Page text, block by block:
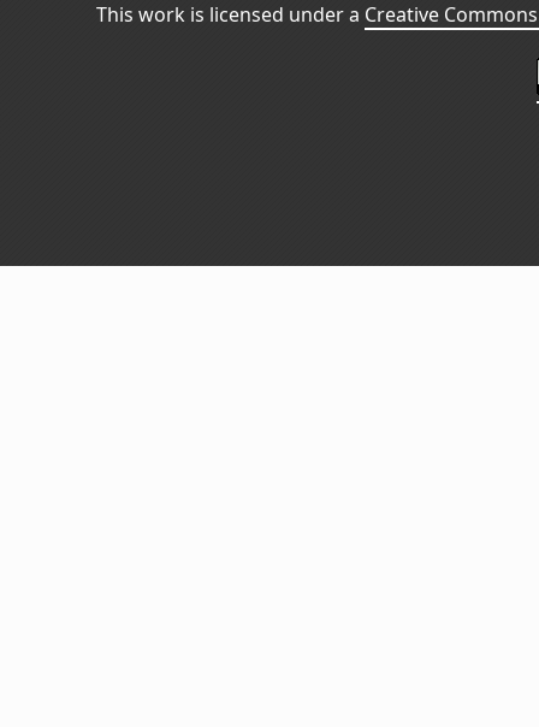
This work is licensed under a Creative